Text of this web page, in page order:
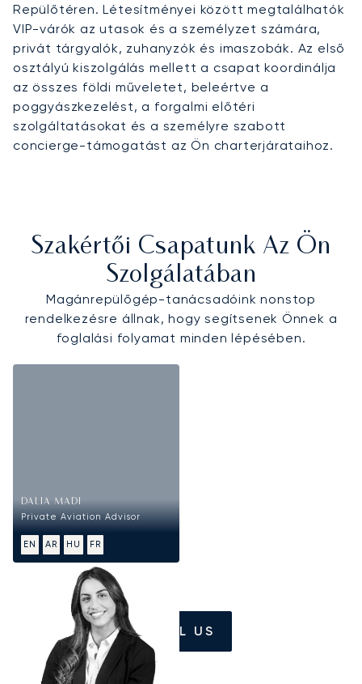
Repülőtéren. Létesítményei között megtalálhatók
VIP-várók az utasok és a személyzet számára,
privát tárgyalók, zuhanyzók és imaszobák. Az első
osztályú kiszolgálás mellett a csapat koordinálja
az összes földi műveletet, beleértve a
poggyászkezelést, a forgalmi előtéri
szolgáltatásokat és a személyre szabott
concierge-támogatást az Ön charterjárataihoz.
Szakértői Csapatunk Az Ön
Szolgálatában
Magánrepülőgép-tanácsadóink nonstop
rendelkezésre állnak, hogy segítsenek Önnek a
foglalási folyamat minden lépésében.
DALIA MADI
Private Aviation Advisor
EN AR HU FR
CALL US